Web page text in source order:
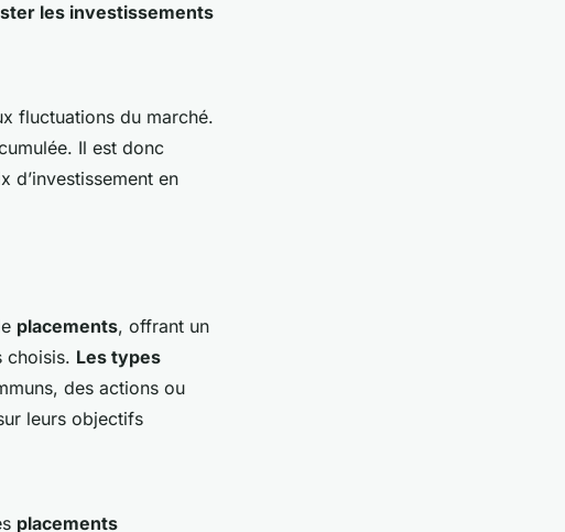
les investissements
fluctuations du marché.
Il est donc
d’investissement en
placements, offrant un
choisis. Les types
des actions ou
leurs objectifs
placements